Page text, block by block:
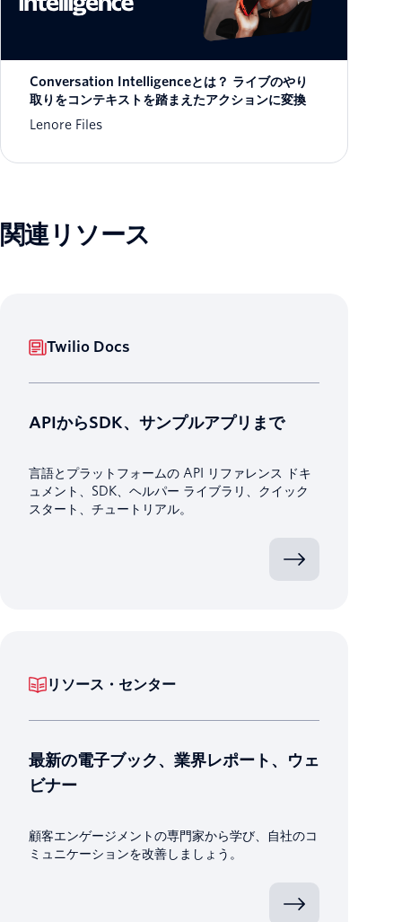
Conversation Intelligenceとは？ ライブのやり
取りをコンテキストを踏まえたアクションに変換
Lenore Files
関連リソース
Twilio Docs
APIからSDK、サンプルアプリまで
言語とプラットフォームの API リファレンス ドキ
ュメント、SDK、ヘルパー ライブラリ、クイック
スタート、チュートリアル。
リソース・センター
最新の電子ブック、業界レポート、ウェ
ビナー
顧客エンゲージメントの専門家から学び、自社のコ
ミュニケーションを改善しましょう。